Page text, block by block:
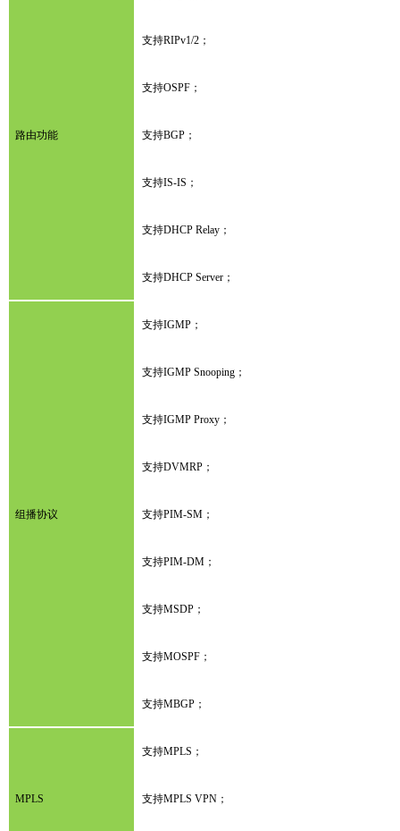
路由功能
支持RIPv1/2；
支持OSPF；
支持BGP；
支持IS-IS；
支持DHCP Relay；
支持DHCP Server；
组播协议
支持IGMP；
支持IGMP Snooping；
支持IGMP Proxy；
支持DVMRP；
支持PIM-SM；
支持PIM-DM；
支持MSDP；
支持MOSPF；
支持MBGP；
MPLS
支持MPLS；
支持MPLS VPN；